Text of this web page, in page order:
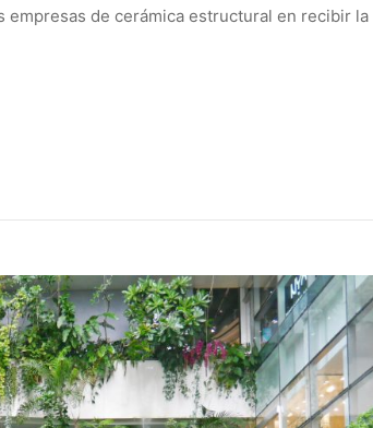
empresas de cerámica estructural en recibir la